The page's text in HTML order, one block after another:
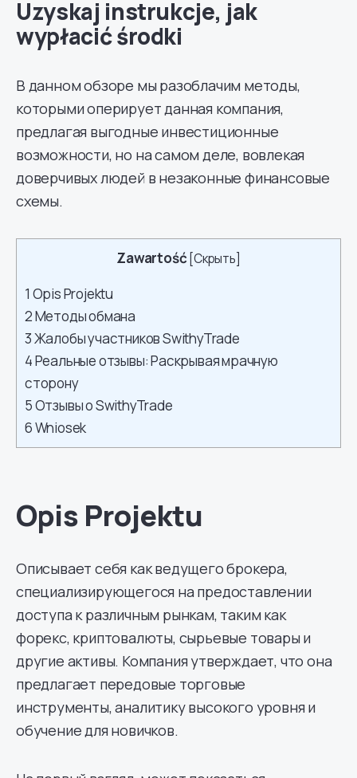
Uzyskaj instrukcje, jak
wypłacić środki
В данном обзоре мы разоблачим методы,
которыми оперирует данная компания,
предлагая выгодные инвестиционные
возможности, но на самом деле, вовлекая
доверчивых людей в незаконные финансовые
схемы.
Zawartość [Скрыть]
1 Opis Projektu
2Методы обмана
3Жалобы участников SwithyTrade
4Реальные отзывы: Раскрывая мрачную
сторону
5Отзывы о SwithyTrade
6Wniosek
Opis Projektu
Описывает себя как ведущего брокера,
специализирующегося на предоставлении
доступа к различным рынкам, таким как
форекс, криптовалюты, сырьевые товары и
другие активы. Компания утверждает, что она
предлагает передовые торговые
инструменты, аналитику высокого уровня и
обучение для новичков.